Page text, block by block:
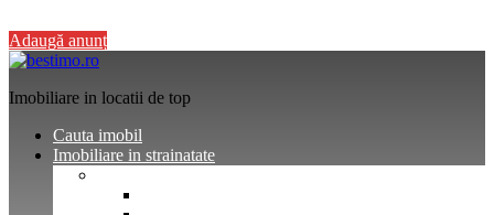
Adaugă anunț
Imobiliare in locatii de top
Cauta imobil
Imobiliare in strainatate